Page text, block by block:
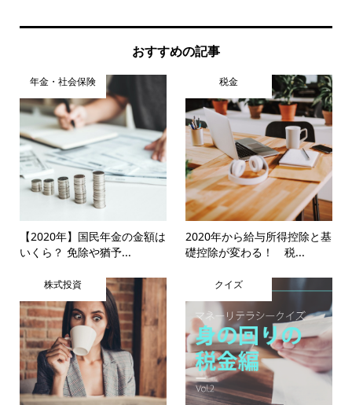
おすすめの記事
年金・社会保険
【2020年】国民年金の金額は
いくら？ 免除や猶予...
税金
2020年から給与所得控除と基
礎控除が変わる！ 税...
株式投資 クイズ